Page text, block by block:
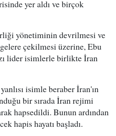
yer aldı ve birçok
yönetiminin devrilmesi ve
çekilmesi üzerine, Ebu
lider isimlerle birlikte İran
isimle beraber İran'ın
bir sırada İran rejimi
hapsedildi. Bunun ardından
hapis hayatı başladı.